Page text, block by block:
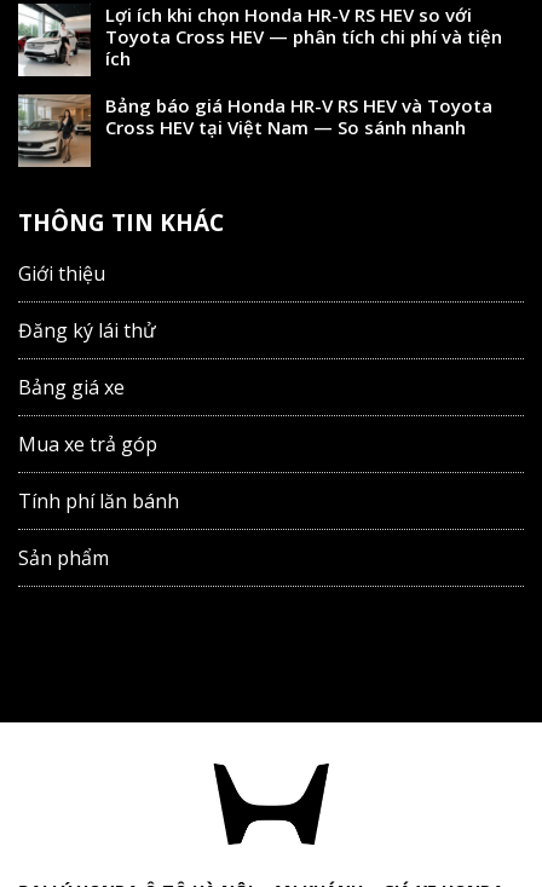
Lợi ích khi chọn Honda HR-V RS HEV so với
Toyota Cross HEV — phân tích chi phí và tiện
ích
Bảng báo giá Honda HR-V RS HEV và Toyota
Cross HEV tại Việt Nam — So sánh nhanh
THÔNG TIN KHÁC
Giới thiệu
Đăng ký lái thử
Bảng giá xe
Mua xe trả góp
Tính phí lăn bánh
Sản phẩm